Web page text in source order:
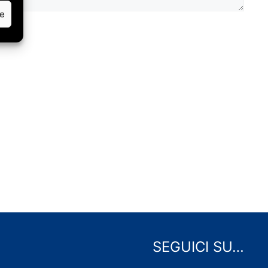
SEGUICI SU…